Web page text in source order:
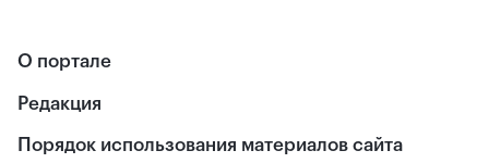
О портале
Редакция
Порядок использования материалов сайта